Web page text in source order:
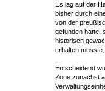
Es lag auf der
bisher durch
von der
gefunden hatte,
historisch
erhalten musste.
Entscheidend
Zone zunächst